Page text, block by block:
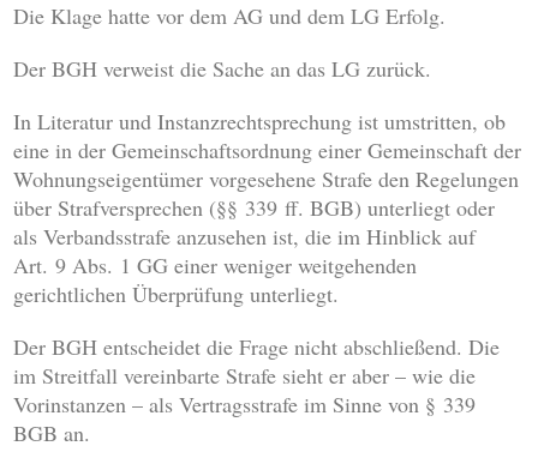
Die Klage hatte vor dem AG und dem LG Erfolg.
Der BGH verweist die Sache an das LG zurück.
In Literatur und Instanzrechtsprechung ist umstritten, ob
eine in der Gemeinschaftsordnung einer Gemeinschaft der
Wohnungseigentümer vorgesehene Strafe den Regelungen
über Strafversprechen (§§ 339 ff. BGB) unterliegt oder
als Verbandsstrafe anzusehen ist, die im Hinblick auf
Art. 9 Abs. 1 GG einer weniger weitgehenden
gerichtlichen Überprüfung unterliegt.
Der BGH entscheidet die Frage nicht abschließend. Die
im Streitfall vereinbarte Strafe sieht er aber – wie die
Vorinstanzen – als Vertragsstrafe im Sinne von § 339
BGB an.